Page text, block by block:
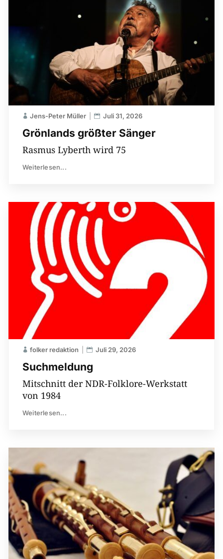
Grönlands größter Sänger
Jens-Peter Müller Juli 31, 2026
Rasmus Lyberth wird 75
Weiterlesen...
Suchmeldung
folker redaktion Juli 29, 2026
Mitschnitt der NDR-Folklore-Werkstatt
von 1984
Weiterlesen...